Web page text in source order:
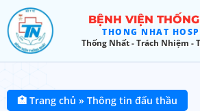
BỆNH VIỆN
THONG NHAT
Thống Nhất - Trách Nhiệm -
🏥 Trang chủ » Thông tin đấu thầu